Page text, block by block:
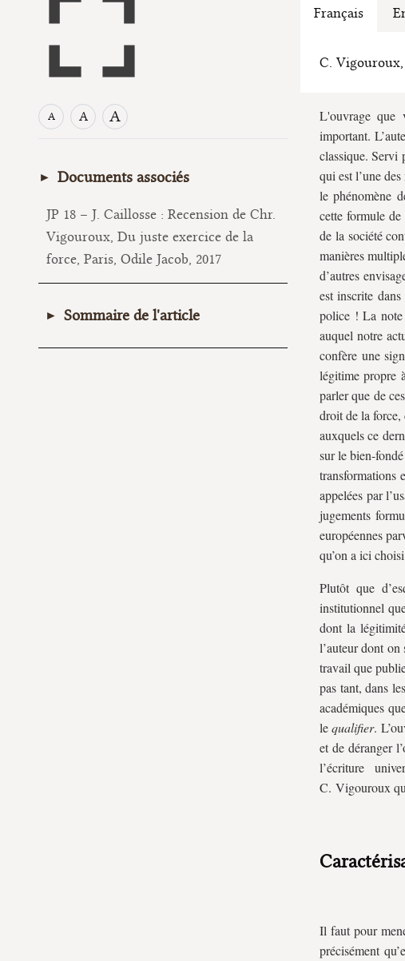
A A A
Documents associés
JP 18 – J. Caillosse : Recension de Chr.
Vigouroux, Du juste exercice de la
force, Paris, Odile Jacob, 2017
Sommaire de l'article
Caractérisation
Français
C. Vigouroux,
L'ouvrage que
important.
classique. Servi
qui est l’une
le phénomène
cette formule
de la société
manières
d’autres
est inscrite
police ! La note
auquel notre
confère une
légitime propre
parler que de
droit de la
auxquels ce
sur le bien-
transformations
appelées par
jugements
européennes
qu’on a ici
Plutôt que
institutionnel
dont la
l’auteur dont
travail que
pas tant, dans
académiques
lequalifier.
et de déranger
l’écriture
C. Vigouroux
Il faut pour
précisément